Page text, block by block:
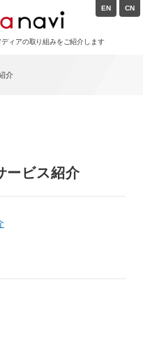
ィアの取り組みをご紹介します
EN CN
介
ービス紹介